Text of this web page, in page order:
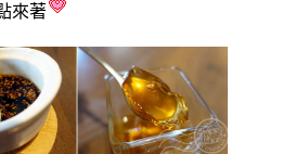
來著